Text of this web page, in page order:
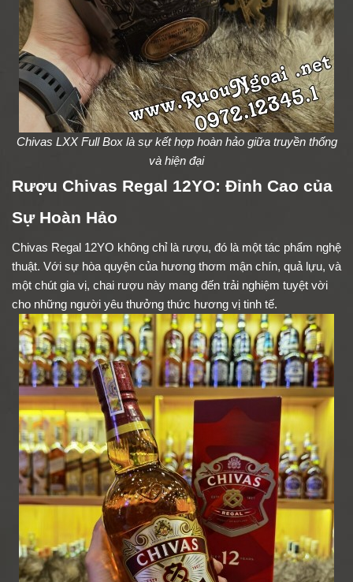
Chivas LXX Full Box là sự kết hợp hoàn hảo giữa truyền thống
và hiện đại
Rượu Chivas Regal 12YO: Đỉnh Cao của
Sự Hoàn Hảo
Chivas Regal 12YO không chỉ là rượu, đó là một tác phẩm nghệ
thuật. Với sự hòa quyện của hương thơm mận chín, quả lựu, và
một chút gia vị, chai rượu này mang đến trải nghiệm tuyệt vời
cho những người yêu thưởng thức hương vị tinh tế.